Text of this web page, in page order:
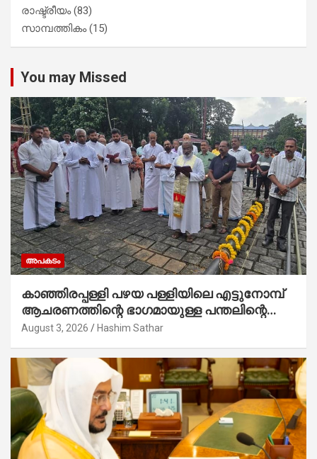
രാഷ്ട്രീയം(83)
സാമ്പത്തികം(15)
You may Missed
അപകടം
കാഞ്ഞിരപ്പള്ളി പഴയ പള്ളിയിലെ എട്ടുനോമ്പ്
ആചരണത്തിന്റെ ഭാഗമായുള്ള പന്തലിന്റെ
കാൽനാട്ട് കർമ്മം ആർച്ച് പ്രീസ്റ്റ് വെരി.
August 3, 2026 Hashim Sathar